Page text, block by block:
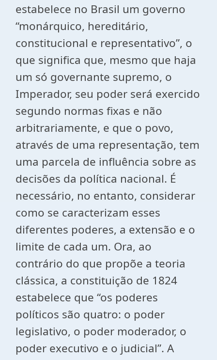
estabelece no Brasil um governo
“monárquico, hereditário,
constitucional e representativo”, o
que significa que, mesmo que haja
um só governante supremo, o
Imperador, seu poder será exercido
segundo normas fixas e não
arbitrariamente, e que o povo,
através de uma representação, tem
uma parcela de influência sobre as
decisões da política nacional. É
necessário, no entanto, considerar
como se caracterizam esses
diferentes poderes, a extensão e o
limite de cada um. Ora, ao
contrário do que propõe a teoria
clássica, a constituição de 1824
estabelece que “os poderes
políticos são quatro: o poder
legislativo, o poder moderador, o
poder executivo e o judicial”. A